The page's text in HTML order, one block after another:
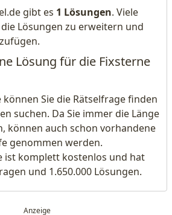
gibt es 1 Lösungen. Viele
Lösungen zu erweitern und
Lösung für die Fixsterne
Sie die Rätselfrage finden
suchen. Da Sie immer die Länge
können auch schon vorhandene
genommen werden.
ist komplett kostenlos und hat
und 1.650.000 Lösungen.